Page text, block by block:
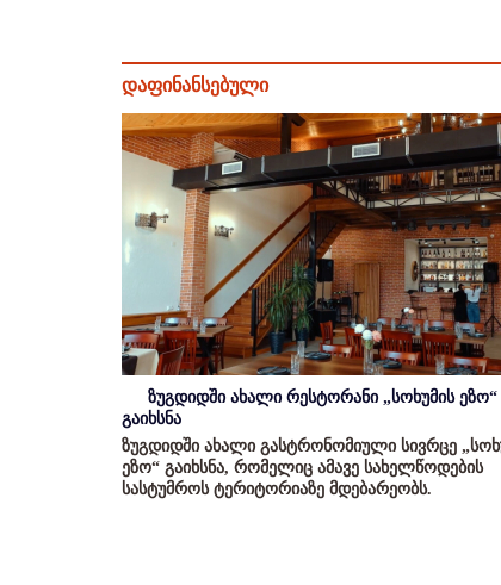
დაფინანსებული
ზუგდიდში ახალი რესტორანი „სოხუმის ეზო“
გაიხსნა
ზუგდიდში ახალი გასტრონომიული სივრცე
ეზო“ გაიხსნა, რომელიც ამავე სახელწოდების
სასტუმროს ტერიტორიაზე მდებარეობს.